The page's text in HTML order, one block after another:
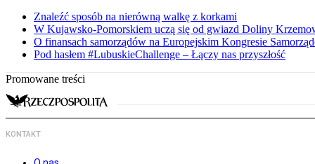
Znaleźć sposób na nierówną walkę z korkami
W Kujawsko-Pomorskiem uczą się od gwiazd Doliny
O finansach samorządów na Europejskim Kongresie
Pod hasłem #LubuskieChallenge – Łączy nas przyszłość
Promowane treści
KONTAKT